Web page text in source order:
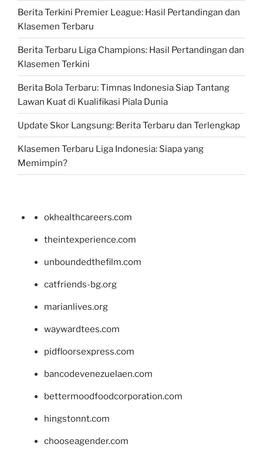
Berita Terkini Premier League: Hasil Pertandingan dan
Klasemen Terbaru
Berita Terbaru Liga Champions: Hasil Pertandingan dan
Klasemen Terkini
Berita Bola Terbaru: Timnas Indonesia Siap Tantang
Lawan Kuat di Kualifikasi Piala Dunia
Update Skor Langsung: Berita Terbaru dan Terlengkap
Klasemen Terbaru Liga Indonesia: Siapa yang
Memimpin?
okhealthcareers.com
theintexperience.com
unboundedthefilm.com
catfriends-bg.org
marianlives.org
waywardtees.com
pidfloorsexpress.com
bancodevenezuelaen.com
bettermoodfoodcorporation.com
hingstonnt.com
chooseagender.com